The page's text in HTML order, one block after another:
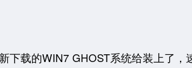
下载的WIN7 GHOST系统给装上了